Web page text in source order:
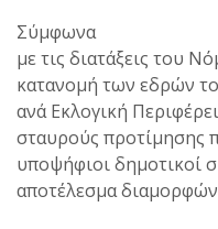
Σύμφωνα
με τις διατάξεις του
κατανομή των εδρών
ανά Εκλογική
σταυρούς προτίμησης
υποψήφιοι δημοτικοί
αποτέλεσμα